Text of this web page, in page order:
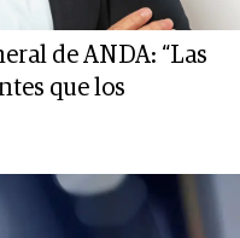
de ANDA: “Las
que los